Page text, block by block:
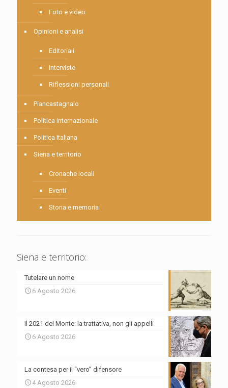
Foto e video
Opinioni e analisi
Editoriali
Interviste
Riflessioni personali
Piancastagnaio
Politica internazionale
Politica Italiana
Siena e territorio
Cronache locali
Eventi
Storia e memoria
Siena e territorio:
Tutelare un nome
6 Agosto 2026
Il 2021 del Monte: la trattativa, non gli appelli
6 Agosto 2026
La contesa per il “vero” difensore
4 Agosto 2026